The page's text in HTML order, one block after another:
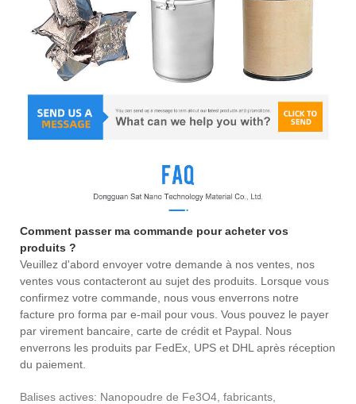
Comment passer ma commande pour acheter vos
produits ?
Veuillez d'abord envoyer votre demande à nos ventes, nos
ventes vous contacteront au sujet des produits. Lorsque vous
confirmez votre commande, nous vous enverrons notre
facture pro forma par e-mail pour vous. Vous pouvez le payer
par virement bancaire, carte de crédit et Paypal. Nous
enverrons les produits par FedEx, UPS et DHL après réception
du paiement.
Balises actives: Nanopoudre de Fe3O4, fabricants,